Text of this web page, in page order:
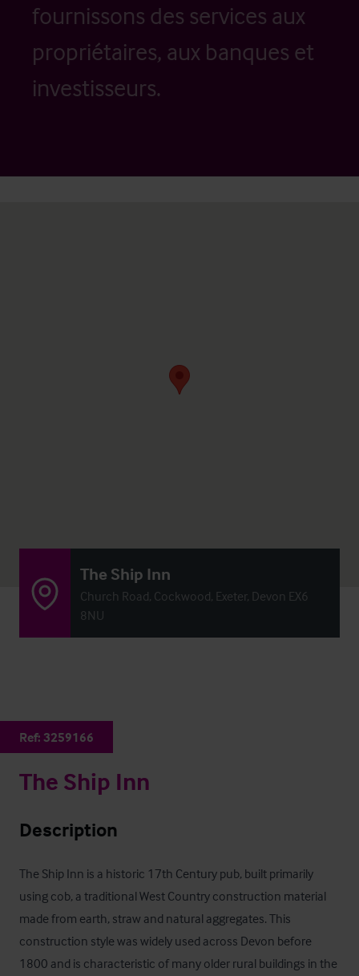
fournissons des services aux
propriétaires, aux banques et
investisseurs.
The Ship Inn
Church Road, Cockwood, Exeter, Devon EX6
8NU
Ref: 3259166
The Ship Inn
Description
The Ship Inn is a historic 17th Century pub, built primarily
using cob, a traditional West Country construction material
made from earth, straw and natural aggregates. This
construction style was widely used across Devon before
1800 and is characteristic of many older rural buildings in the